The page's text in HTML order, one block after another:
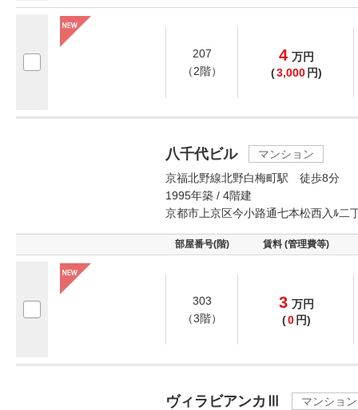
207
（2階）
4 万円
(3,000 円)
八千代ビル
マンション
京福北野線北野白梅町駅 徒歩8分
1995年築 / 4階建
京都市上京区今小路通七本松西入ﾙ二
部屋番号(階) 賃料 (管理費等)
303
（3階）
3 万円
(0 円)
ヴィラビアンカⅢ
マンション